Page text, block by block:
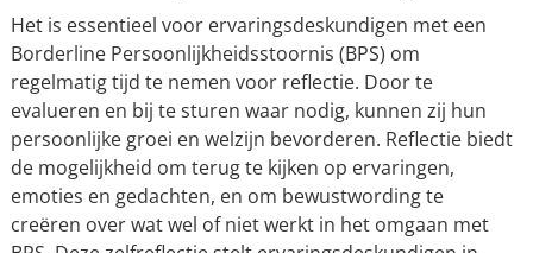
Het is essentieel voor ervaringsdeskundigen met een
Borderline Persoonlijkheidsstoornis (BPS) om
regelmatig tijd te nemen voor reflectie. Door te
evalueren en bij te sturen waar nodig, kunnen zij hun
persoonlijke groei en welzijn bevorderen. Reflectie biedt
de mogelijkheid om terug te kijken op ervaringen,
emoties en gedachten, en om bewustwording te
creëren over wat wel of niet werkt in het omgaan met